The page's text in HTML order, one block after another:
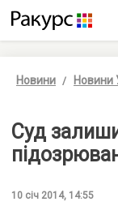
Новини Новини
Суд
10 січ 2014, 14:55